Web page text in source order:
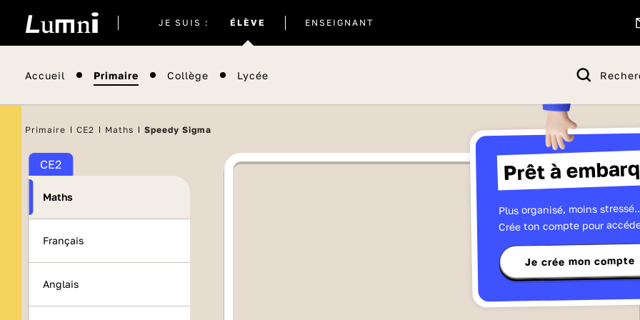
JE SUIS : ÉLÈVE
actuel
ENSEIGNANT
Accueil Primaire Collège Lycée
Prêt à
Plus organisé, moins
Crée ton compte pour
Je crée mon compte
Primaire CE2 Maths Speedy Sigma
CE2
Maths
Français
Anglais